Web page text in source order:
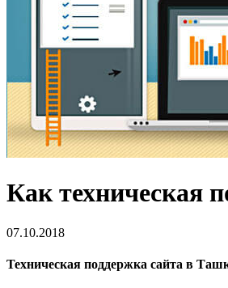
Как техническая
07.10.2018
Техническая поддержка сайта в